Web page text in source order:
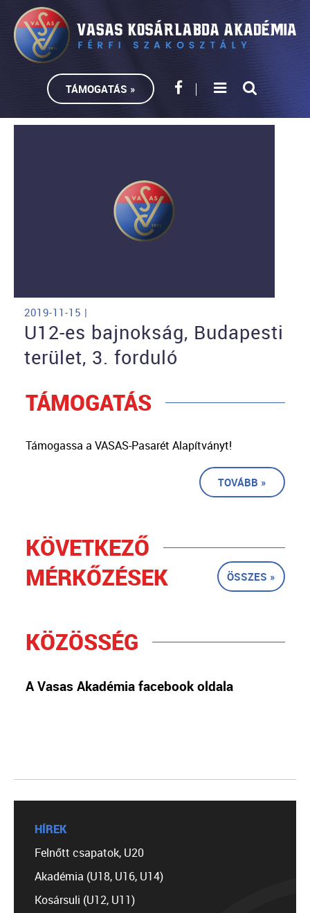
TÁMOGATÁS »
2019-11-15 |
U12-es bajnokság, Budapesti
terület, 3. forduló
TÁMOGATÁS
Támogassa a VASAS-Pasarét Alapítványt!
TOVÁBB »
KÖVETKEZŐ
MÉRKŐZÉSEK
ÖSSZES »
KÖZÖSSÉG
A Vasas Akadémia facebook oldala
HÍREK
Felnőtt csapatok, U20
Akadémia (U18, U16, U14)
Kosársuli (U12, U11)